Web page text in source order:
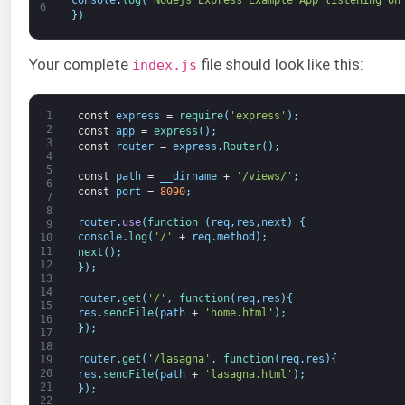
6
} )
Your complete index.js file should look like this:
1
2
3
4
5
6
7
8
9
10
11
12
13
14
15
16
17
18
19
20
21
22
const express = require( 'express' ) ;
const app = express ( ) ;
const
router = express .Router( ) ;
const path = __dirname + '/views/' ;
const
port = 8090;
router. use( function ( req, res , next )
{
console. log ( '/' + req.method ) ;
next ( ) ;
} ) ;
router.get ( '/' , function( req, res ) {
res . sendFile( path + 'home.html' ) ;
} ) ;
router.get ( '/lasagna' , function( req, res ) {
res . sendFile( path + 'lasagna.html' ) ;
} ) ;